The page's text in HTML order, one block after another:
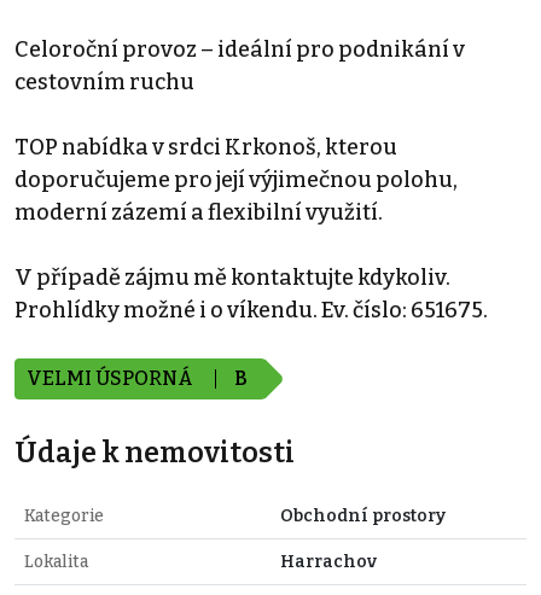
Celoroční provoz – ideální pro podnikání v
cestovním ruchu
TOP nabídka v srdci Krkonoš, kterou
doporučujeme pro její výjimečnou polohu,
moderní zázemí a flexibilní využití.
V případě zájmu mě kontaktujte kdykoliv.
Prohlídky možné i o víkendu. Ev. číslo: 651675.
VELMI ÚSPORNÁ B
Údaje k nemovitosti
Kategorie Obchodní prostory
Lokalita Harrachov